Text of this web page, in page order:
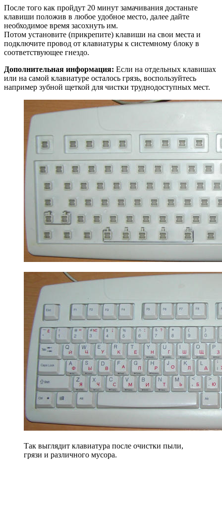
После того как пройдут 20 минут замачивания достаньте
клавиши положив в любое удобное место, далее дайте
необходимое время засохнуть им.
Потом установите (прикрепите) клавиши на свои места и
подключите провод от клавиатуры к системному блоку в
соответствующее гнездо.
Дополнительная информация: Если на отдельных клавишах
или на самой клавиатуре осталось грязь, воспользуйтесь
например зубной щеткой для чистки труднодоступных мест.
Так выглядит клавиатура после очистки пыли,
грязи и различного мусора.